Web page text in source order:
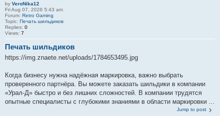
by VeroNika12
Fri Aug 07, 2026 5:43 am
Forum: Retro Gaming
Topic: Печать шильдиков
Replies: 0
Views: 7
Печать шильдиков
https://img.znaete.net/uploads/1784653495.jpg
Когда бизнесу нужна надёжная маркировка, важно выбрать
проверенного партнёра. Вы можете заказать шильдики в компании
«Урал-Д» быстро и без лишних сложностей. В компании трудятся
опытные специалисты с глубокими знаниями в области маркировки ...
Jump to post